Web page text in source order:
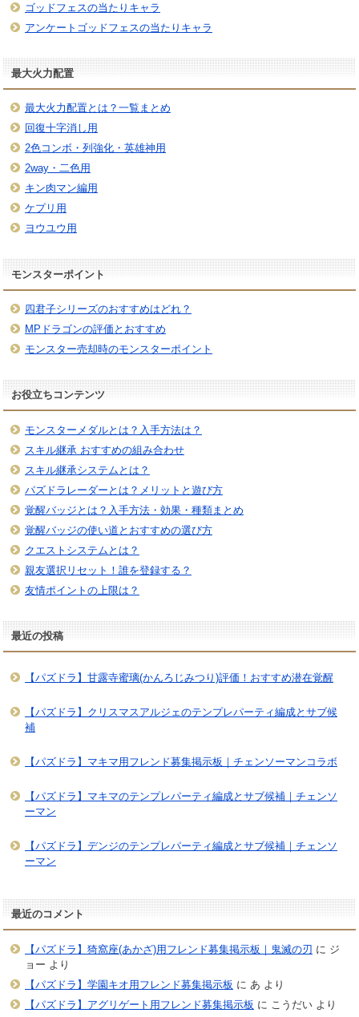
ゴッドフェスの当たりキャラ
アンケートゴッドフェスの当たりキャラ
最大火力配置
最大火力配置とは？一覧まとめ
回復十字消し用
2色コンボ・列強化・英雄神用
2way・二色用
キン肉マン編用
ケプリ用
ヨウユウ用
モンスターポイント
四君子シリーズのおすすめはどれ？
MPドラゴンの評価とおすすめ
モンスター売却時のモンスターポイント
お役立ちコンテンツ
モンスターメダルとは？入手方法は？
スキル継承 おすすめの組み合わせ
スキル継承システムとは？
パズドラレーダーとは？メリットと遊び方
覚醒バッジとは？入手方法・効果・種類まとめ
覚醒バッジの使い道とおすすめの選び方
クエストシステムとは？
親友選択リセット！誰を登録する？
友情ポイントの上限は？
最近の投稿
【パズドラ】甘露寺蜜璃(かんろじみつり)評価！おすすめ潜在覚醒
【パズドラ】クリスマスアルジェのテンプレパーティ編成とサブ候
補
【パズドラ】マキマ用フレンド募集掲示板｜チェンソーマンコラボ
【パズドラ】マキマのテンプレパーティ編成とサブ候補｜チェンソ
ーマン
【パズドラ】デンジのテンプレパーティ編成とサブ候補｜チェンソ
ーマン
最近のコメント
【パズドラ】猗窩座(あかざ)用フレンド募集掲示板｜鬼滅の刃 に ジ
ョー より
【パズドラ】学園キオ用フレンド募集掲示板 に あ より
【パズドラ】アグリゲート用フレンド募集掲示板 に こうだいより